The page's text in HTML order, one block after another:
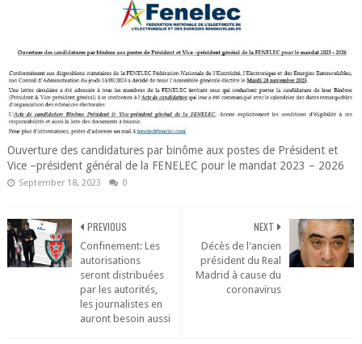
Ouverture des candidatures par binôme aux postes de Président et
Vice –président général de la FENELEC pour le mandat 2023 – 2026
September 18, 2023 0
NEXT
Décès de l'ancien
président du Real
Madrid à cause du
coronavirus
PREVIOUS
Confinement: Les
autorisations
seront distribuées
par les autorités,
les journalistes en
auront besoin aussi